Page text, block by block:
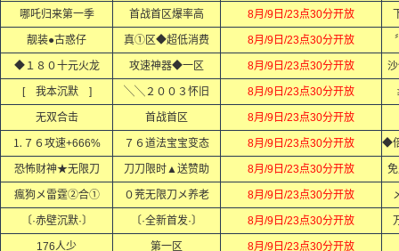
哪吒归来第一季 首战首区爆率高 8月/9日/23点30分开放
靓装●古惑仔 真①区◆超低消费 8月/9日/23点30分开放
◆１８０十元火龙 攻速神器◆一区 8月/9日/23点30分开放
[ 我本沉默 ] ╲╲２００３怀旧 8月/9日/23点30分开放
无双合击 首战首区 8月/9日/23点30分开放
⒈７６攻速+666% ７６道法宝宝变态 8月/9日/23点30分开放
恐怖财神★无限刀 刀刀限时▲送赞助 8月/9日/23点30分开放
瘋狗メ雷霆②合① ０茺无限刀メ养老 8月/9日/23点30分开放
〔·赤壁沉默·〕 〔·全新首发·〕 8月/9日/23点30分开放
176人少 第一区 8月/9日/23点30分开放